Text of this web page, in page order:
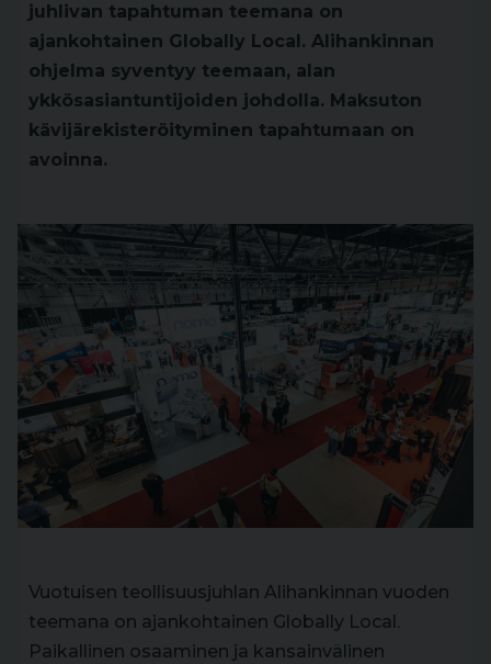
juhlivan tapahtuman teemana on
ajankohtainen Globally Local. Alihankinnan
ohjelma syventyy teemaan, alan
ykkösasiantuntijoiden johdolla. Maksuton
kävijärekisteröityminen tapahtumaan on
avoinna.
Vuotuisen teollisuusjuhlan Alihankinnan vuoden
teemana on ajankohtainen Globally Local.
Paikallinen osaaminen ja kansainvälinen